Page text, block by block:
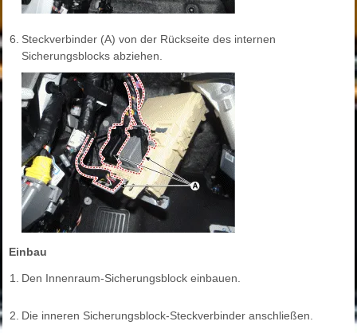
6. Steckverbinder (A) von der Rückseite des internen
Sicherungsblocks abziehen.
Einbau
1. Den Innenraum-Sicherungsblock einbauen.
2. Die inneren Sicherungsblock-Steckverbinder anschließen.